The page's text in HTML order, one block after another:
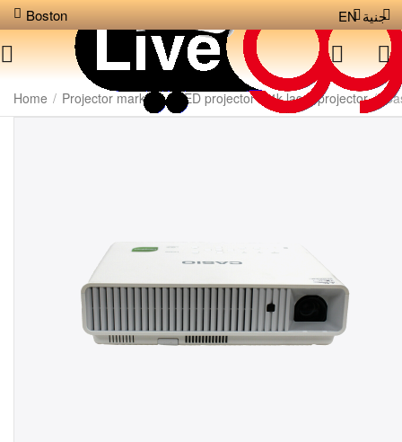
Boston جنية EN
Home / Projector markets / LED projector 4k laser projector /